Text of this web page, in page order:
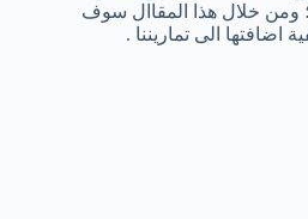
ومن خلال هذا المقاال سوف
اضافتها الى تماريننا .